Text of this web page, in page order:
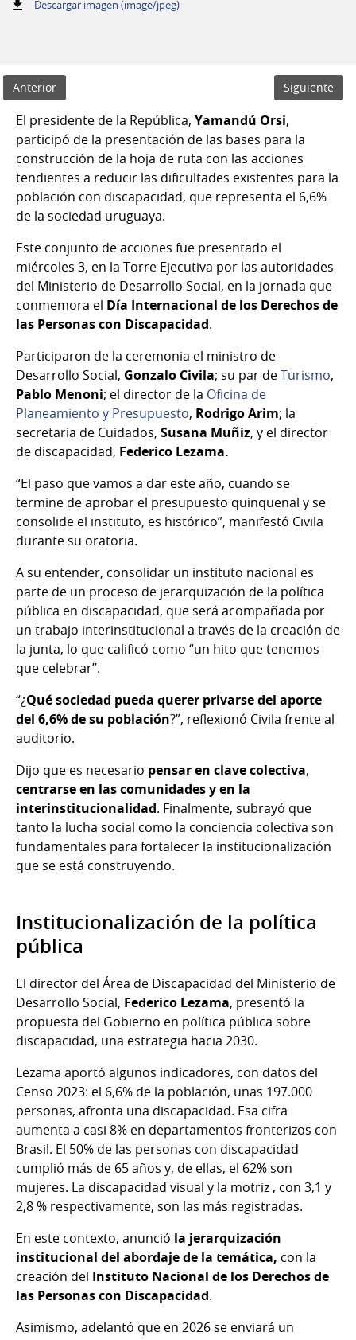
Descargar imagen (image/jpeg):
Anterior Siguiente
El presidente de la República, Yamandú Orsi,
participó de la presentación de las bases para la
construcción de la hoja de ruta con las acciones
tendientes a reducir las dificultades existentes para la
población con discapacidad, que representa el 6,6%
de la sociedad uruguaya.
Este conjunto de acciones fue presentado el
miércoles 3, en la Torre Ejecutiva por las autoridades
del Ministerio de Desarrollo Social, en la jornada que
conmemora el Día Internacional de los Derechos de
las Personas con Discapacidad.
Participaron de la ceremonia el ministro de
Desarrollo Social, Gonzalo Civila; su par deTurismo,
Pablo Menoni; el director de la Oficina de
Planeamiento y Presupuesto, Rodrigo Arim; la
secretaria de Cuidados, Susana Muñiz, y el director
de discapacidad, Federico Lezama.
“El paso que vamos a dar este año, cuando se
termine de aprobar el presupuesto quinquenal y se
consolide el instituto, es histórico”, manifestó Civila
durante su oratoria.
A su entender, consolidar un instituto nacional es
parte de un proceso de jerarquización de la política
pública en discapacidad, que será acompañada por
un trabajo interinstitucional a través de la creación de
la junta, lo que calificó como “un hito que tenemos
que celebrar”.
“¿Qué sociedad pueda querer privarse del aporte
del 6,6% de su población?”, reflexionó Civila frente al
auditorio.
Dijo que es necesario pensar en clave colectiva,
centrarse en las comunidades y en la
interinstitucionalidad. Finalmente, subrayó que
tanto la lucha social como la conciencia colectiva son
fundamentales para fortalecer la institucionalización
que se está construyendo.
Institucionalización de la política
pública
El director del Área de Discapacidad del Ministerio de
Desarrollo Social, Federico Lezama, presentó la
propuesta del Gobierno en política pública sobre
discapacidad, una estrategia hacia 2030.
Lezama aportó algunos indicadores, con datos del
Censo 2023: el 6,6% de la población, unas 197.000
personas, afronta una discapacidad. Esa cifra
aumenta a casi 8% en departamentos fronterizos con
Brasil. El 50% de las personas con discapacidad
cumplió más de 65 años y, de ellas, el 62% son
mujeres. La discapacidad visual y la motriz , con 3,1 y
2,8 % respectivamente, son las más registradas.
En este contexto, anunció la jerarquización
institucional del abordaje de la temática, con la
creación del Instituto Nacional de los Derechos de
las Personas con Discapacidad.
Asimismo, adelantó que en 2026 se enviará un